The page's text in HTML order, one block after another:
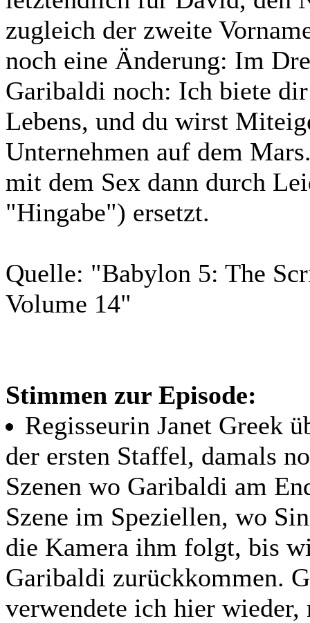
zugleich der zweite
noch eine Änderung: Im
Garibaldi noch: Ich biete
Lebens, und du wirst
Unternehmen auf dem
mit dem Sex dann durch
"Hingabe") ersetzt.
Quelle: "Babylon 5: The
Volume 14"
Stimmen zur Episode:
Regisseurin Janet Greek
der ersten Staffel, damals
Szenen wo Garibaldi am
Szene im Speziellen, wo
die Kamera ihm folgt, bis
Garibaldi zurückkommen.
verwendete ich hier